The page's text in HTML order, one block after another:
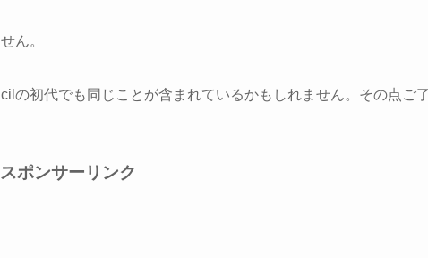
ん。
の初代でも同じことが含まれているかもしれません。その点ご
スポンサーリンク